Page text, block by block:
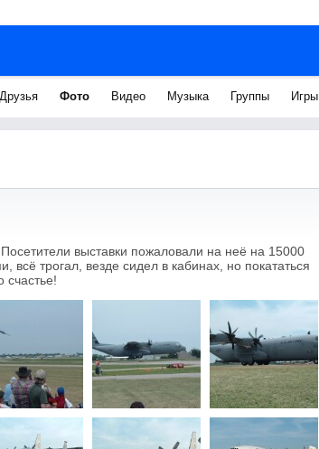
Друзья Фото Видео Музыка Группы Игры
выставки пожаловали на неё на 15000
трогал, везде сидел в кабинах, но покататься